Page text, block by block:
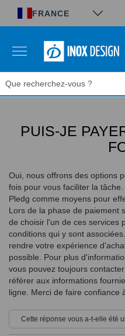
FRANCE
PUIS-JE
Oui, nous offrons des options
fois pour vous faciliter la
Pledg comme moyens pour
Lors de la phase de paiement
de choisir l'un de ces services
conditions qui y sont
rendre votre expérience
possible. Pour plus
vous pouvez toujours
référer aux informations
ligne. Merci de faire confiance
Cette réponse vous a-t-elle été
Panneau de gestion des cookies